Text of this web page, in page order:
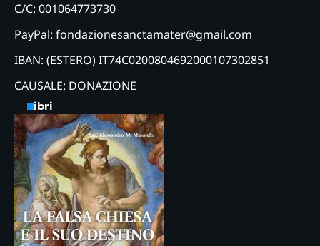
C/C: 001064773730
PayPal: fondazionesanctamater@gmail.com
IBAN: (ESTERO) IT74C0200804692000107302851
CAUSALE: DONAZIONE
Libri